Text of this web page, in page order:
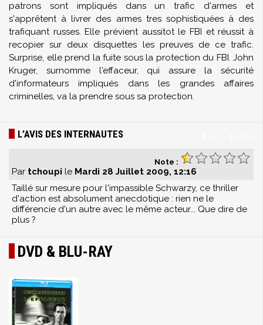
patrons sont impliqués dans un trafic d'armes et
s'apprêtent à livrer des armes tres sophistiquées à des
trafiquant russes. Elle prévient aussitot le FBI et réussit à
recopier sur deux disquettes les preuves de ce trafic.
Surprise, elle prend la fuite sous la protection du FBI. John
Kruger, surnomme l'effaceur, qui assure la sécurité
d'informateurs impliqués dans les grandes affaires
criminelles, va la prendre sous sa protection.
L’AVIS DES INTERNAUTES
Note :
Par tchoupi le Mardi 28 Juillet 2009, 12:16
Taillé sur mesure pour l'impassible Schwarzy, ce thriller
d'action est absolument anecdotique : rien ne le
différencie d'un autre avec le même acteur... Que dire de
plus ?
DVD & BLU-RAY